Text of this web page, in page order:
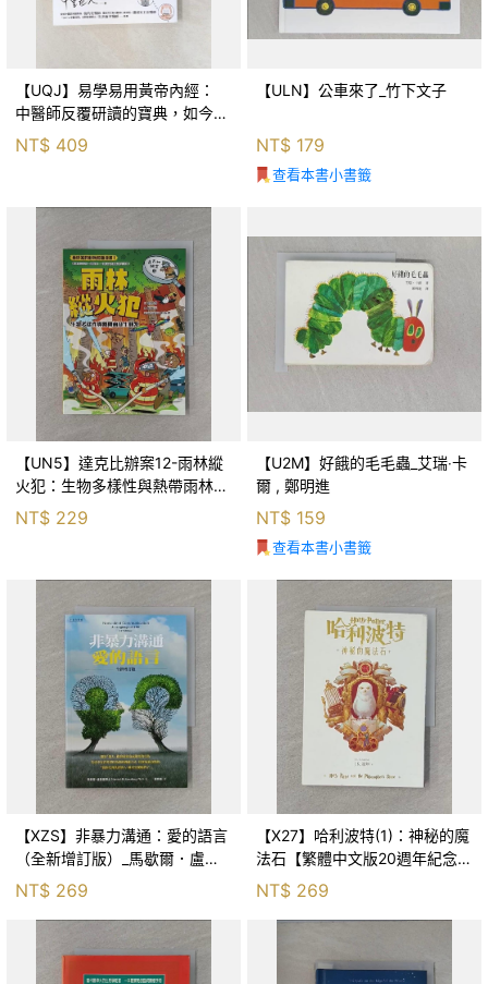
【UQJ】易學易用黃帝內經：
中醫師反覆研讀的寶典，如今一
般人也能實踐。12條經絡、365
個穴位白話詳解，經之所過，病
NT$ 409
【ULN】公車來了_竹下文子
NT$ 179
查看本書小書籤
【UN5】達克比辦案12-雨林縱
火犯：生物多樣性與熱帶雨林生
態系_柯智元
NT$ 229
【U2M】好餓的毛毛蟲_艾瑞‧卡
爾 , 鄭明進
NT$ 159
查看本書小書籤
【XZS】非暴力溝通：愛的語言
（全新增訂版）_馬歇爾．盧森
堡, 蕭寶森
NT$ 269
【X27】哈利波特(1)：神秘的魔
法石【繁體中文版20週年紀念】
NT$ 269